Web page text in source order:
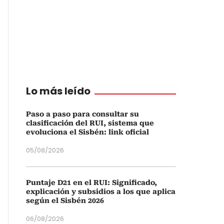
Lo más leído
Paso a paso para consultar su
clasificación del RUI, sistema que
evoluciona el Sisbén: link oficial
05/08/2026
Puntaje D21 en el RUI: Significado,
explicación y subsidios a los que aplica
según el Sisbén 2026
06/08/2026